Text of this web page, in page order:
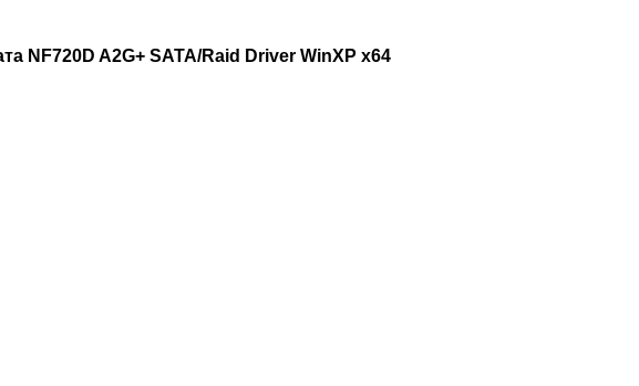
NF720D A2G+ SATA/Raid Driver WinXP x64